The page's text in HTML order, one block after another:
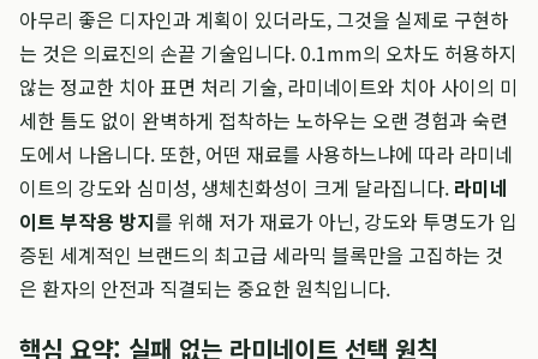
아무리 좋은 디자인과 계획이 있더라도, 그것을 실제로 구현하
는 것은 의료진의 손끝 기술입니다. 0.1mm의 오차도 허용하지
않는 정교한 치아 표면 처리 기술, 라미네이트와 치아 사이의 미
세한 틈도 없이 완벽하게 접착하는 노하우는 오랜 경험과 숙련
도에서 나옵니다. 또한, 어떤 재료를 사용하느냐에 따라 라미네
이트의 강도와 심미성, 생체친화성이 크게 달라집니다. 라미네
이트 부작용 방지를 위해 저가 재료가 아닌, 강도와 투명도가 입
증된 세계적인 브랜드의 최고급 세라믹 블록만을 고집하는 것
은 환자의 안전과 직결되는 중요한 원칙입니다.
핵심 요약: 실패 없는 라미네이트 선택 원칙